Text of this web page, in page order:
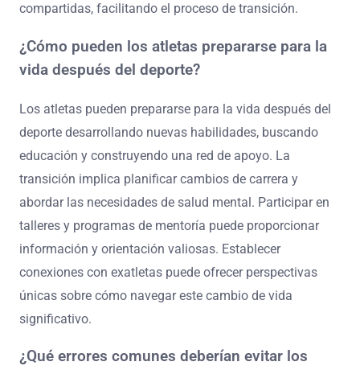
compartidas, facilitando el proceso de transición.
¿Cómo pueden los atletas prepararse para la
vida después del deporte?
Los atletas pueden prepararse para la vida después del
deporte desarrollando nuevas habilidades, buscando
educación y construyendo una red de apoyo. La
transición implica planificar cambios de carrera y
abordar las necesidades de salud mental. Participar en
talleres y programas de mentoría puede proporcionar
información y orientación valiosas. Establecer
conexiones con exatletas puede ofrecer perspectivas
únicas sobre cómo navegar este cambio de vida
significativo.
¿Qué errores comunes deberían evitar los